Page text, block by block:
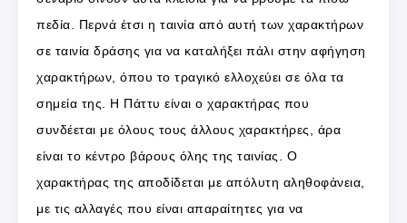
πεδία. Περνά έτσι η ταινία από αυτή των χαρακτήρων
σε ταινία δράσης για να καταλήξει πάλι στην αφήγηση
χαρακτήρων, όπου το τραγικό ελλοχεύει σε όλα τα
σημεία της. Η Πάττυ είναι ο χαρακτήρας που
συνδέεται με όλους τους άλλους χαρακτήρες, άρα
είναι το κέντρο βάρους όλης της ταινίας. Ο
χαρακτήρας της αποδίδεται με απόλυτη αληθοφάνεια,
με τις αλλαγές που είναι απαραίτητες για να